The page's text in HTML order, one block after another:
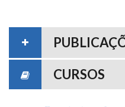
CURSOS